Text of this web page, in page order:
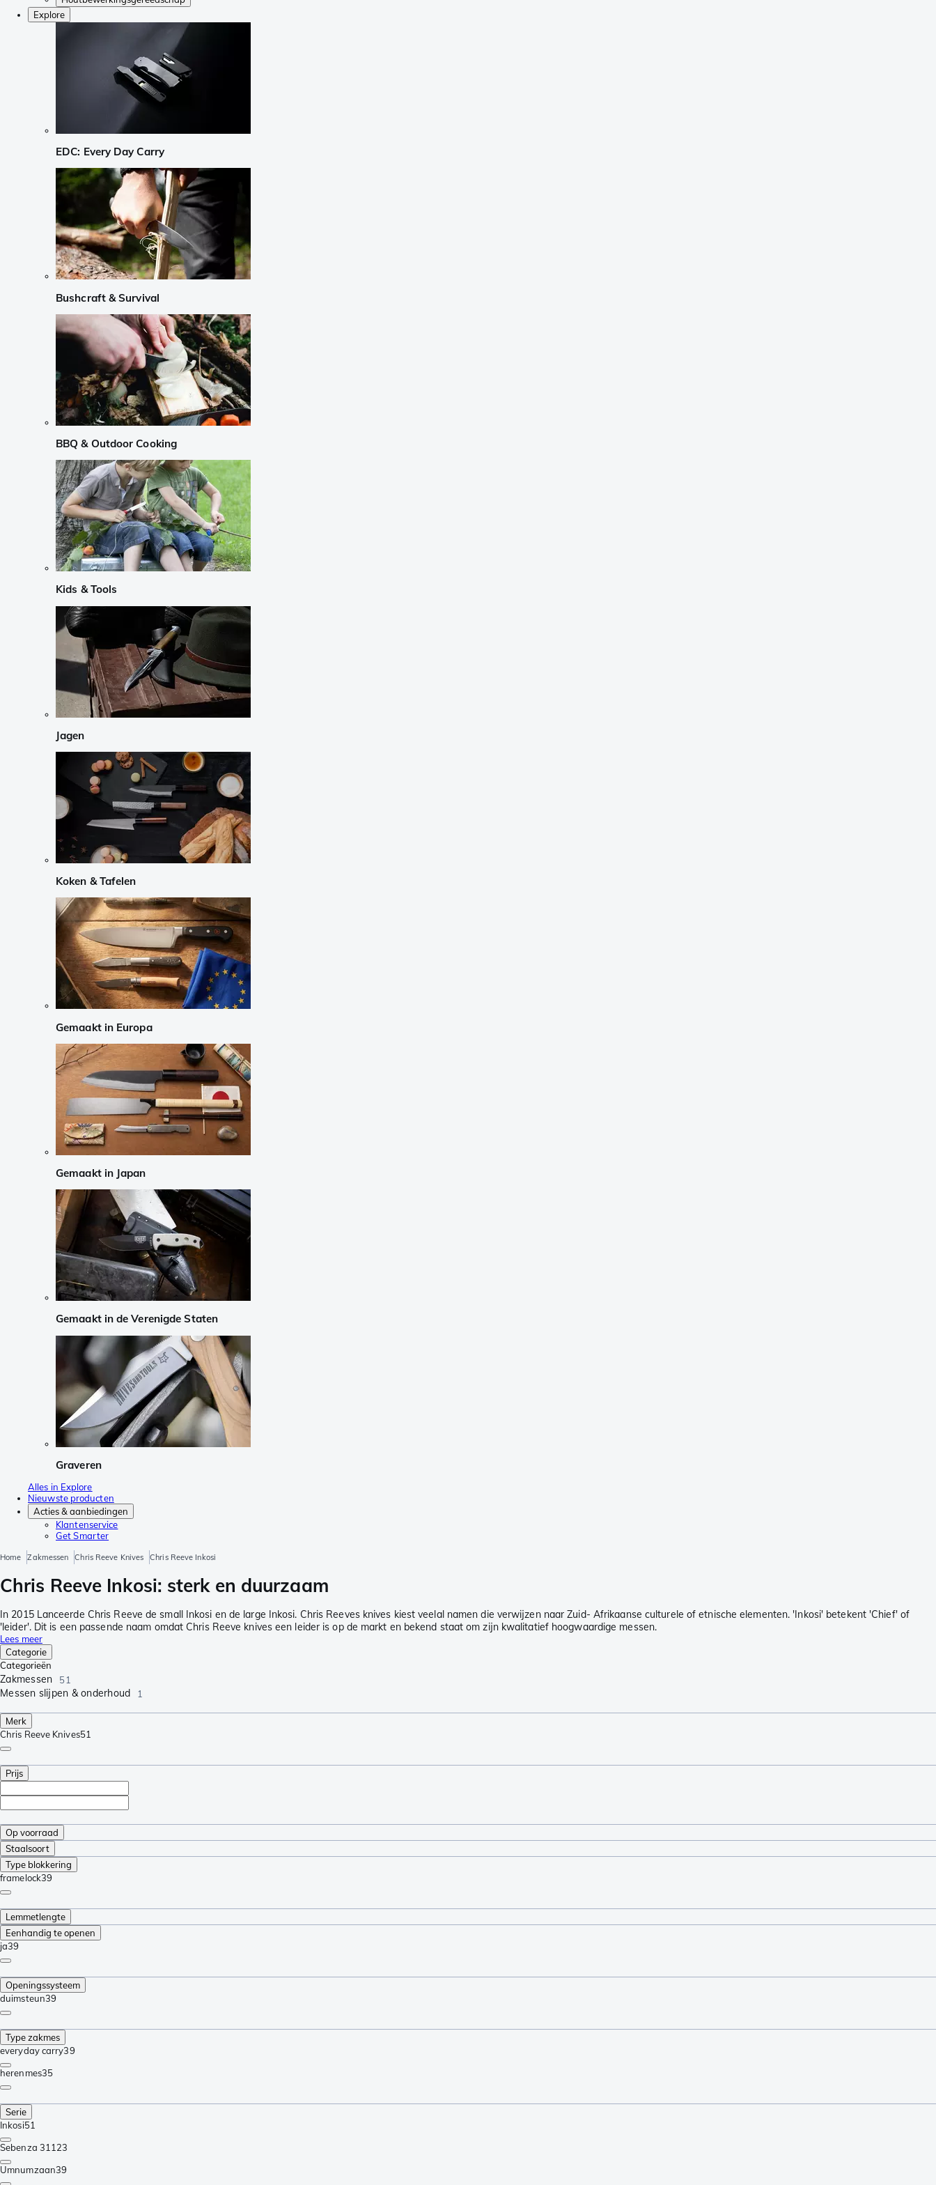
Explore
EDC: Every Day Carry
Bushcraft & Survival
BBQ & Outdoor Cooking
Kids & Tools
Jagen
Koken & Tafelen
Gemaakt in Europa
Gemaakt in Japan
Gemaakt in de Verenigde Staten
Graveren
Alles in Explore
Nieuwste producten
Acties & aanbiedingen
Klantenservice
Get Smarter
Home Zakmessen Chris Reeve Knives Chris Reeve Inkosi
Chris Reeve Inkosi: sterk en duurzaam
In 2015 Lanceerde Chris Reeve de small Inkosi en de large Inkosi. Chris Reeves knives kiest veelal namen die verwijzen naar Zuid- Afrikaanse culturele of etnische elementen. 'Inkosi' betekent 'Chief' of
'leider'. Dit is een passende naam omdat Chris Reeve knives een leider is op de markt en bekend staat om zijn kwalitatief hoogwaardige messen.
Lees meer
Categorie
Categorieën
Zakmessen 51
Messen slijpen & onderhoud 1
Merk
Chris Reeve Knives51
Prijs
Op voorraad
Staalsoort
Type blokkering
framelock39
Lemmetlengte
Eenhandig te openen
ja39
Openingssysteem
duimsteun39
Type zakmes
everyday carry39
herenmes35
Serie
Inkosi51
Sebenza 31 123
Umnumzaan39